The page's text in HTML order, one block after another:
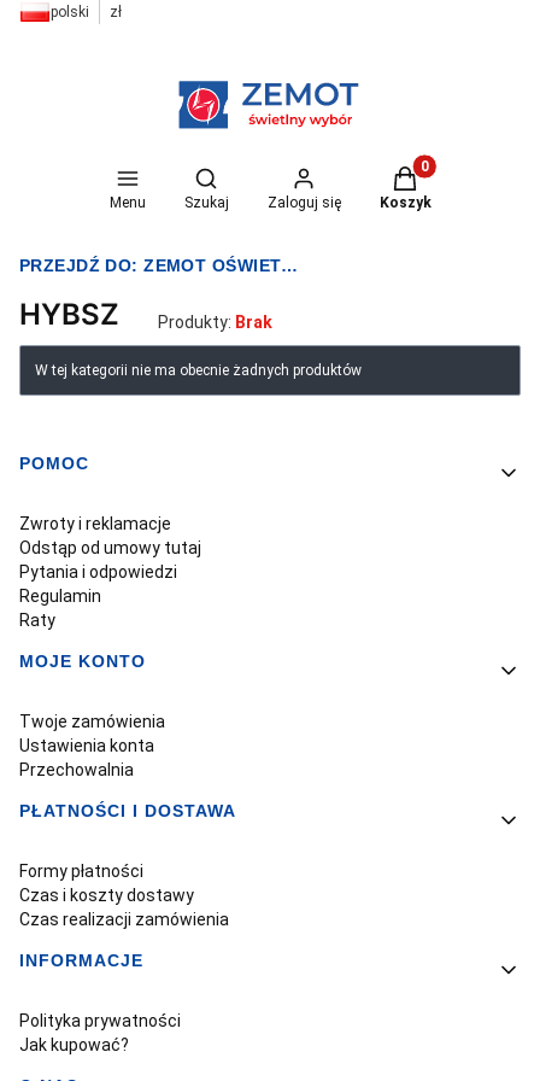
polski zł
Menu
Otwórz wyszukiwarkę
Szukaj Zaloguj się
Produkty w
Koszyk
PRZEJDŹ DO:ZEMOT OŚWIETLENIE I ELEKTRYKA
HYBSZ Produkty: Brak
Lista produktów
W tej kategorii nie ma obecnie żadnych produktów
Linki w stopce
POMOC
Zwroty i reklamacje
Odstąp od umowy tutaj
Pytania i odpowiedzi
Regulamin
Raty
MOJE KONTO
Twoje zamówienia
Ustawienia konta
Przechowalnia
PŁATNOŚCI I DOSTAWA
Formy płatności
Czas i koszty dostawy
Czas realizacji zamówienia
INFORMACJE
Polityka prywatności
Jak kupować?